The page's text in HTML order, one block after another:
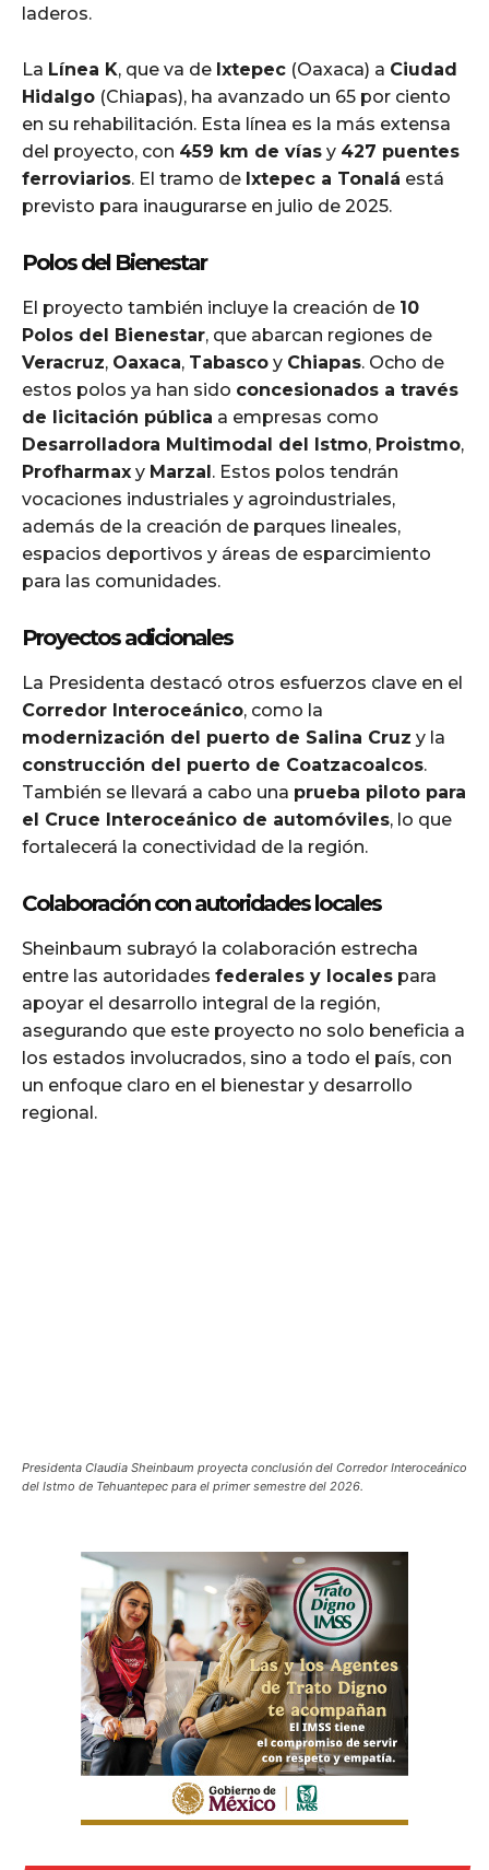
laderos.
La Línea K, que va de Ixtepec (Oaxaca) a Ciudad
Hidalgo (Chiapas), ha avanzado un 65 por ciento
en su rehabilitación. Esta línea es la más extensa
del proyecto, con 459 km de vías y 427 puentes
ferroviarios. El tramo de Ixtepec a Tonalá está
previsto para inaugurarse en julio de 2025.
Polos del Bienestar
El proyecto también incluye la creación de 10
Polos del Bienestar, que abarcan regiones de
Veracruz, Oaxaca, Tabasco y Chiapas. Ocho de
estos polos ya han sido concesionados a través
de licitación pública a empresas como
Desarrolladora Multimodal del Istmo, Proistmo,
Profharmax y Marzal. Estos polos tendrán
vocaciones industriales y agroindustriales,
además de la creación de parques lineales,
espacios deportivos y áreas de esparcimiento
para las comunidades.
Proyectos adicionales
La Presidenta destacó otros esfuerzos clave en el
Corredor Interoceánico, como la
modernización del puerto de Salina Cruz y la
construcción del puerto de Coatzacoalcos.
También se llevará a cabo una prueba piloto para
el Cruce Interoceánico de automóviles, lo que
fortalecerá la conectividad de la región.
Colaboración con autoridades locales
Sheinbaum subrayó la colaboración estrecha
entre las autoridades federales y locales para
apoyar el desarrollo integral de la región,
asegurando que este proyecto no solo beneficia a
los estados involucrados, sino a todo el país, con
un enfoque claro en el bienestar y desarrollo
regional.
Presidenta Claudia Sheinbaum proyecta conclusión del Corredor Interoceánico
del Istmo de Tehuantepec para el primer semestre del 2026.